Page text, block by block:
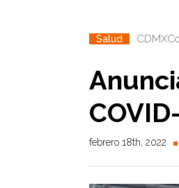
Salud CDMX
febrero 18th, 2022